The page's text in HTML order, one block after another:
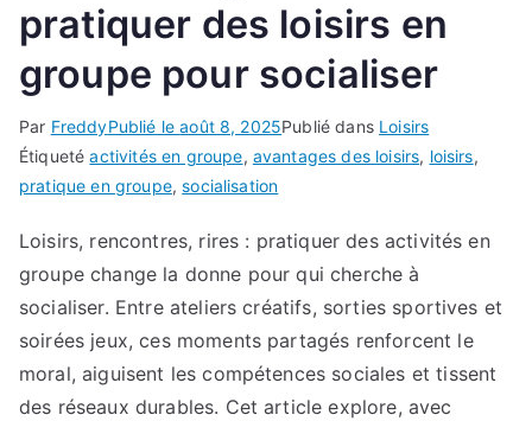
pratiquer des loisirs en
groupe pour socialiser
Par FreddyPublié leaoût 8, 2025Publié dans Loisirs
Étiquetéactivités en groupe, avantages des loisirs, loisirs,
pratique en groupe,socialisation
Loisirs, rencontres, rires : pratiquer des activités en
groupe change la donne pour qui cherche à
socialiser. Entre ateliers créatifs, sorties sportives et
soirées jeux, ces moments partagés renforcent le
moral, aiguisent les compétences sociales et tissent
des réseaux durables. Cet article explore, avec